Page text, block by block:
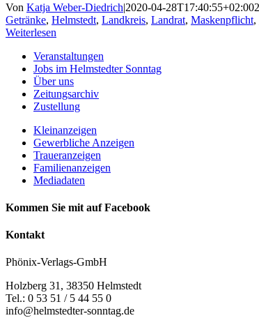
Von Katja Weber-Diedrich|2020-04-28T17:40:55+02:00
Getränke, Helmstedt, Landkreis, Landrat, Maskenpflicht,
Weiterlesen
Veranstaltungen
Jobs im Helmstedter Sonntag
Über uns
Zeitungsarchiv
Zustellung
Kleinanzeigen
Gewerbliche Anzeigen
Traueranzeigen
Familienanzeigen
Mediadaten
Kommen Sie mit auf Facebook
Kontakt
Phönix-Verlags-GmbH
Holzberg 31, 38350 Helmstedt
Tel.: 0 53 51 / 5 44 55 0
info@helmstedter-sonntag.de